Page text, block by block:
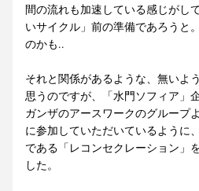
間の流れも加速している感じがし
いサイクル」前の準備であろうと
のかも..
それと関係があるような、無いよ
思うのですが、「水門ソフィア」
ガンザのアースワークのグループ
に参加していただいているように
である「レコンセクレーション」
した。